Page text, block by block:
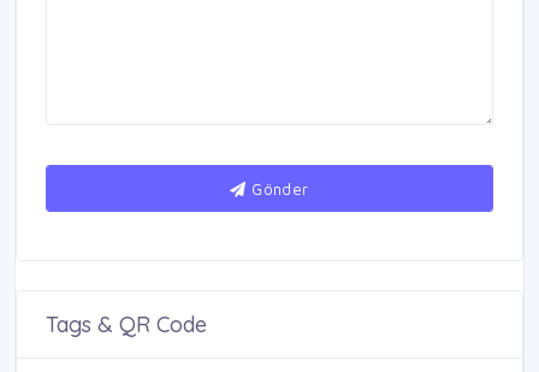
Gönder
Tags & QR Code